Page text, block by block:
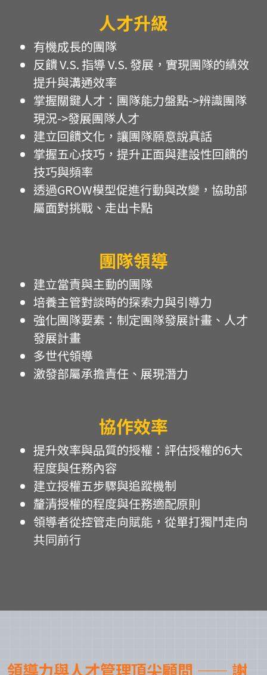
人才升級
有機成長的團隊
反饋 V.S. 指導 V.S. 發展，實現團隊的績效
提升與溝通效率
掌握關鍵人才：團隊能力盤點->辨識團隊
現況->發展團隊人才
建立回饋文化，讓團隊願意說真話
掌握五心技巧，提升正面與建設性回饋的
技巧與頻率
透過GROW模型促進行動與改變，協助部
屬面對挑戰、走出卡點
團隊領導
建立當責與主動的團隊
培養主管對談時的探索力與引導力
強化團隊要素：制定團隊發展計畫、人才
發展計畫
多世代領導
激發部屬承擔責任、展現潛力
協作效率
提升效率與品質的授權：評估授權的6大
程度與任務內容
建立授權五步驟與追蹤機制
釐清授權的程度與任務適配原則
領導者從控管走向賦能，從單打獨鬥走向
共同前行
領導力與人才管理頂尖顧問 —— 謝